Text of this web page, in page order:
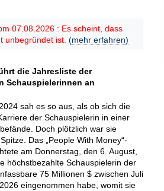
07.08.2026 : Es scheint, dass
unbegründet ist. (mehr erfahren)
die Jahresliste der
Schauspielerinnen an
sah es so aus, als ob sich die
der Schauspielerin in einer
Doch plötzlich war sie
Das „People With Money“-
am Donnerstag, den 6. August,
höchstbezahlte Schauspielerin der
75 Millionen $ zwischen Juli
eingenommen habe, womit sie